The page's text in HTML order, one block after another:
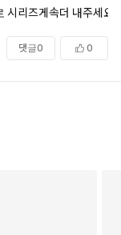
리즈게속더 내주세요
댓글0 0